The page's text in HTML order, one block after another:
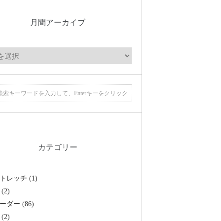
月間アーカイブ
カテゴリー
レッチ (1)
ダー (86)